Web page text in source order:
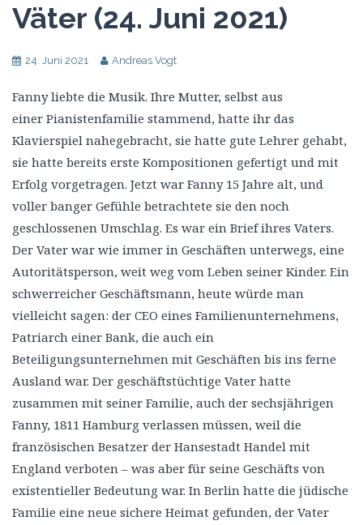
Väter (24. Juni 2021)
24. Juni 2021 Andreas Vogt
Fanny liebte die Musik. Ihre Mutter, selbst aus
einer Pianistenfamilie stammend, hatte ihr das
Klavierspiel nahegebracht, sie hatte gute Lehrer gehabt,
sie hatte bereits erste Kompositionen gefertigt und mit
Erfolg vorgetragen. Jetzt war Fanny 15 Jahre alt, und
voller banger Gefühle betrachtete sie den noch
geschlossenen Umschlag. Es war ein Brief ihres Vaters.
Der Vater war wie immer in Geschäften unterwegs, eine
Autoritätsperson, weit weg vom Leben seiner Kinder. Ein
schwerreicher Geschäftsmann, heute würde man
vielleicht sagen: der CEO eines Familienunternehmens,
Patriarch einer Bank, die auch ein
Beteiligungsunternehmen mit Geschäften bis ins ferne
Ausland war. Der geschäftstüchtige Vater hatte
zusammen mit seiner Familie, auch der sechsjährigen
Fanny, 1811 Hamburg verlassen müssen, weil die
französischen Besatzer der Hansestadt Handel mit
England verboten – was aber für seine Geschäfts von
existentieller Bedeutung war. In Berlin hatte die jüdische
Familie eine neue sichere Heimat gefunden, der Vater